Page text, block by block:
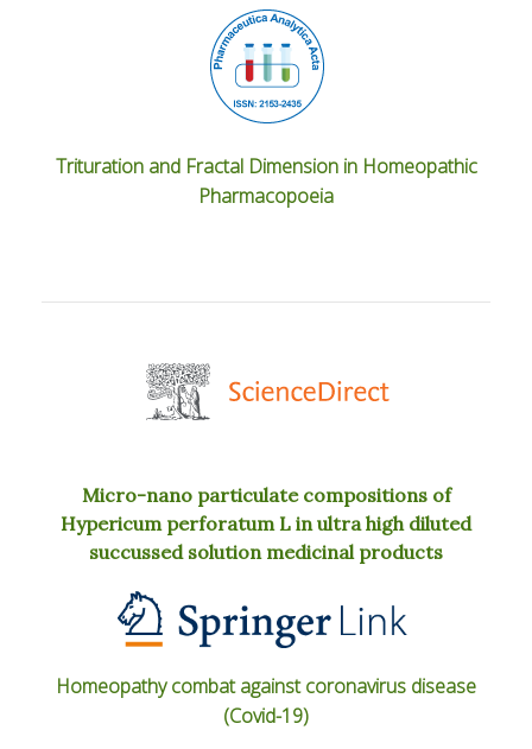
Trituration and Fractal Dimension in Homeopathic
Pharmacopoeia
Micro-nano particulate compositions of
Hypericum perforatum L in ultra high diluted
succussed solution medicinal products
Homeopathy combat against coronavirus disease
(Covid-19)